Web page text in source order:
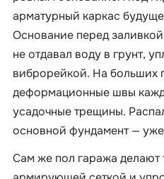
арматурный каркас
Основание перед
не отдавал воду в грунт,
виброрейкой. На больших
деформационные швы
усадочные трещины.
основной фундамент — уже
Сам же пол гаража